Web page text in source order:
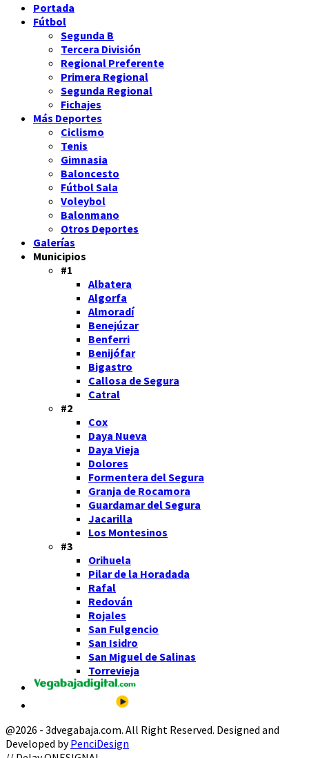
Portada
Fútbol
Segunda B
Tercera División
Regional Preferente
Primera Regional
Segunda Regional
Fichajes
Más Deportes
Ciclismo
Tenis
Gimnasia
Baloncesto
Fútbol Sala
Voleybol
Balonmano
Otros Deportes
Galerías
Municipios
#1
Albatera
Algorfa
Almoradí
Benejúzar
Benferri
Benijófar
Bigastro
Callosa de Segura
Catral
#2
Cox
Daya Nueva
Daya Vieja
Dolores
Formentera del Segura
Granja de Rocamora
Guardamar del Segura
Jacarilla
Los Montesinos
#3
Orihuela
Pilar de la Horadada
Rafal
Redován
Rojales
San Fulgencio
San Isidro
San Miguel de Salinas
Torrevieja
@2026 - 3dvegabaja.com. All Right Reserved. Designed and
Developed byPenciDesign